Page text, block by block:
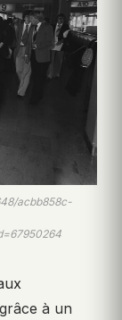
acbb858c-
à un